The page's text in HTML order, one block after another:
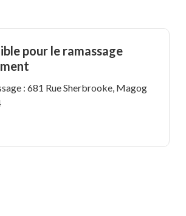
pour le ramassage
: 681 Rue Sherbrooke, Magog